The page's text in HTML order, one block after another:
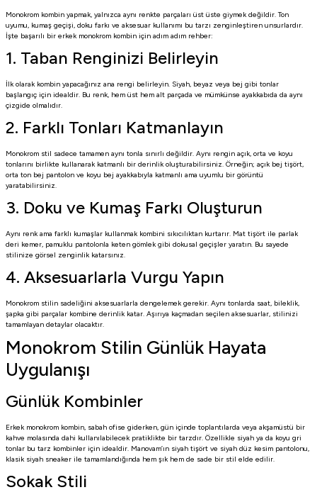
Monokrom kombin yapmak, yalnızca aynı renkte parçaları üst üste giymek değildir. Ton
uyumu, kumaş geçişi, doku farkı ve aksesuar kullanımı bu tarzı zenginleştiren unsurlardır.
İşte başarılı bir erkek monokrom kombin için adım adım rehber:
1. Taban Renginizi Belirleyin
İlk olarak kombin yapacağınız ana rengi belirleyin. Siyah, beyaz veya bej gibi tonlar
başlangıç için idealdir. Bu renk, hem üst hem alt parçada ve mümkünse ayakkabıda da aynı
çizgide olmalıdır.
2. Farklı Tonları Katmanlayın
Monokrom stil sadece tamamen aynı tonla sınırlı değildir. Aynı rengin açık, orta ve koyu
tonlarını birlikte kullanarak katmanlı bir derinlik oluşturabilirsiniz. Örneğin; açık bej tişört,
orta ton bej pantolon ve koyu bej ayakkabıyla katmanlı ama uyumlu bir görüntü
yaratabilirsiniz.
3. Doku ve Kumaş Farkı Oluşturun
Aynı renk ama farklı kumaşlar kullanmak kombini sıkıcılıktan kurtarır. Mat tişört ile parlak
deri kemer, pamuklu pantolonla keten gömlek gibi dokusal geçişler yaratın. Bu sayede
stilinize görsel zenginlik katarsınız.
4. Aksesuarlarla Vurgu Yapın
Monokrom stilin sadeliğini aksesuarlarla dengelemek gerekir. Aynı tonlarda saat, bileklik,
şapka gibi parçalar kombine derinlik katar. Aşırıya kaçmadan seçilen aksesuarlar, stilinizi
tamamlayan detaylar olacaktır.
Monokrom Stilin Günlük Hayata
Uygulanışı
Günlük Kombinler
Erkek monokrom kombin, sabah ofise giderken, gün içinde toplantılarda veya akşamüstü bir
kahve molasında dahi kullanılabilecek pratiklikte bir tarzdır. Özellikle siyah ya da koyu gri
tonlar bu tarz kombinler için idealdir. Manovam’ın siyah tişört ve siyah düz kesim pantolonu,
klasik siyah sneaker ile tamamlandığında hem şık hem de sade bir stil elde edilir.
Sokak Stili